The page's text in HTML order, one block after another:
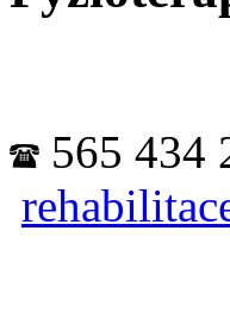
565 434